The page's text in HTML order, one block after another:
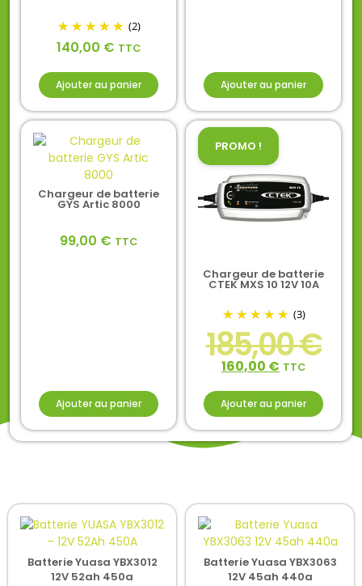
(2)
140,00 € TTC
Ajouter au panier Ajouter au panier
Chargeur de batterie
GYS Artic 8000
99,00 € TTC
Ajouter au panier
PROMO !
Chargeur de batterie
CTEK MXS 10 12V 10A
(3)
185,00€
160,00 € TTC
Ajouter au panier
Batterie Yuasa YBX3012
12V 52ah 450a
Batterie Yuasa YBX3063
12V 45ah 440a